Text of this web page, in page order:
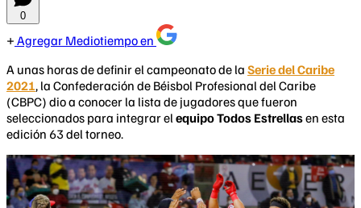
0
Agregar Mediotiempo en
A unas horas de definir el campeonato de la Serie del Caribe
2021, la Confederación de Béisbol Profesional del Caribe
(CBPC) dio a conocer la lista de jugadores que fueron
seleccionados para integrar el equipo Todos Estrellasen esta
edición 63 del torneo.